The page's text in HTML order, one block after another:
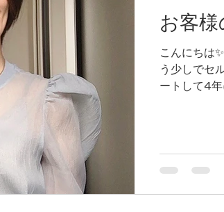
ルカラー【秋】 お知らせ・キャンペーン
キング お知らせ 美ウォークレッスン
ローゼット診断(ブラッシュアップレッスン)
お客様
こんにちは
う少しでセ
ートして4